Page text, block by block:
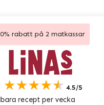
rabatt på 2 matkassar
★★★★★ 4.5/5
recept per vecka